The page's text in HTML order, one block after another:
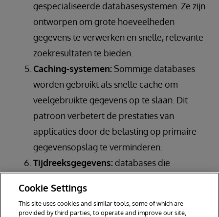
gespecialiseerde databasesystemen. Ze zijn
ontworpen om grote hoeveelheden
gegevens te verwerken en snelle, relevante
zoekresultaten te bieden.
Caching-systemen: Sommige databases
worden gebruikt als snelle cache om
veelgebruikte gegevens op te slaan. Dit
patroon verbetert de prestaties van
applicaties door de belasting op primaire
gegevensopslag te verminderen.
Tijdreeksgegevens: databases die
tijdreeksgegevens worden gebruikt in
toepassingen die te maken hebben met
Cookie Settings
This site uses cookies and similar tools, some of which are
provided by third parties, to operate and improve our site,